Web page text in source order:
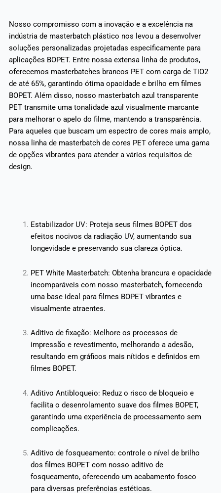
Nosso compromisso com a inovação e a excelência na
indústria de masterbatch plástico nos levou a desenvolver
soluções personalizadas projetadas especificamente para
aplicações BOPET. Entre nossa extensa linha de produtos,
oferecemos masterbatches brancos PET com carga de TiO2
de até 65%, garantindo ótima opacidade e brilho em filmes
BOPET. Além disso, nosso masterbatch azul transparente
PET transmite uma tonalidade azul visualmente marcante
para melhorar o apelo do filme, mantendo a transparência.
Para aqueles que buscam um espectro de cores mais amplo,
nossa linha de masterbatch de cores PET oferece uma gama
de opções vibrantes para atender a vários requisitos de
design.
Estabilizador UV: Proteja seus filmes BOPET dos
efeitos nocivos da radiação UV, aumentando sua
longevidade e preservando sua clareza óptica.
PET White Masterbatch: Obtenha brancura e opacidade
incomparáveis ​​com nosso masterbatch, fornecendo
uma base ideal para filmes BOPET vibrantes e
visualmente atraentes.
Aditivo de fixação: Melhore os processos de
impressão e revestimento, melhorando a adesão,
resultando em gráficos mais nítidos e definidos em
filmes BOPET.
Aditivo Antibloqueio: Reduz o risco de bloqueio e
facilita o desenrolamento suave dos filmes BOPET,
garantindo uma experiência de processamento sem
complicações.
Aditivo de fosqueamento: controle o nível de brilho
dos filmes BOPET com nosso aditivo de
fosqueamento, oferecendo um acabamento fosco
para diversas preferências estéticas.